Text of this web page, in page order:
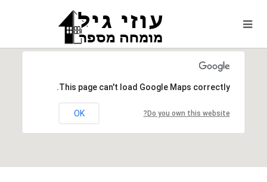
This page can't load Google Maps correctly.
Do you own this website?
OK